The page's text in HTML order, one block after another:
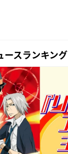
ースランキング